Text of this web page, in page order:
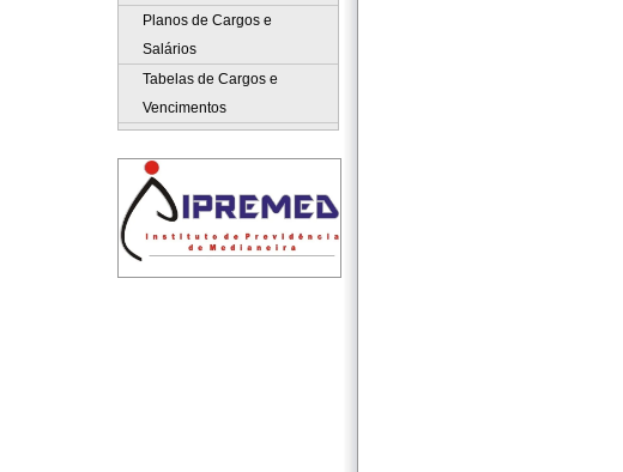
Planos de Cargos e
Salários
Tabelas de Cargos e
Vencimentos